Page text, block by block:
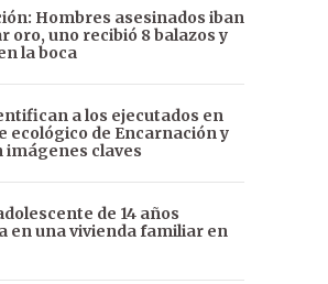
Hombres asesinados iban
oro, uno recibió 8 balazos y
la boca
a los ejecutados en
ecológico de Encarnación y
imágenes claves
de 14 años
en una vivienda familiar en